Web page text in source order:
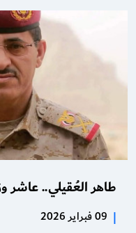
‏طاهر العُقيلي.. عاشر
| 09 فبراير 2026